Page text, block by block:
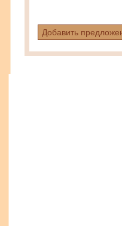
Добавить